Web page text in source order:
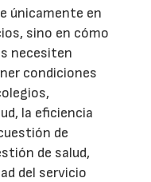
únicamente en
sino en cómo
necesiten
condiciones
la eficiencia
de
de salud,
del servicio